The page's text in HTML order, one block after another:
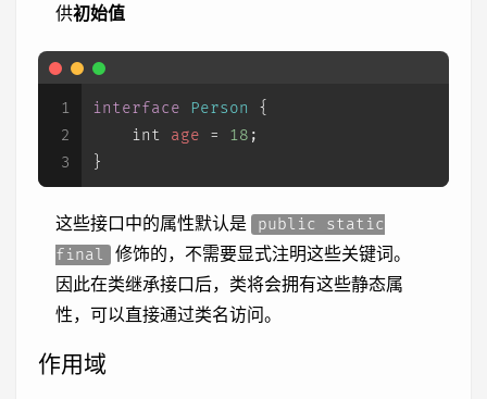
供初始值
1
2
3
interface Person
{
int
age = 18 ;
}
这些接口中的属性默认是
public static
final
修饰的，不需要显式注明这些关键词。
因此在类继承接口后，类将会拥有这些静态属
性，可以直接通过类名访问。
作用域